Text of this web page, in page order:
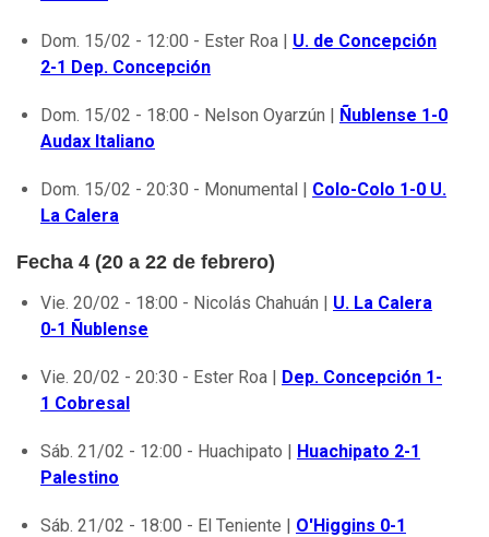
Dom. 15/02 - 12:00 - Ester Roa | U. de Concepción
2-1 Dep. Concepción
Dom. 15/02 - 18:00 - Nelson Oyarzún | Ñublense 1-0
Audax Italiano
Dom. 15/02 - 20:30 - Monumental | Colo-Colo 1-0 U.
La Calera
Fecha 4 (20 a 22 de febrero)
Vie. 20/02 - 18:00 - Nicolás Chahuán | U. La Calera
0-1 Ñublense
Vie. 20/02 - 20:30 - Ester Roa | Dep. Concepción 1-
1 Cobresal
Sáb. 21/02 - 12:00 - Huachipato | Huachipato 2-1
Palestino
Sáb. 21/02 - 18:00 - El Teniente | O'Higgins 0-1